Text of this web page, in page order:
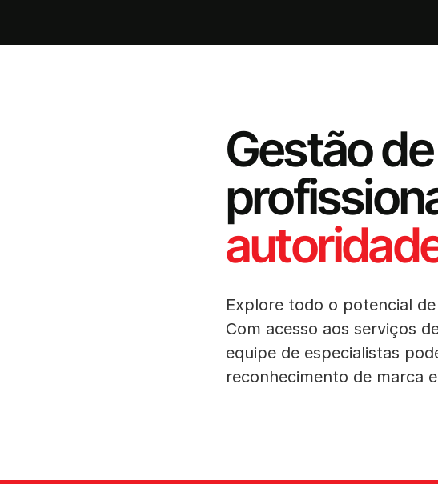
Gestão
Explore todo o potencial
Com acesso aos serviços
equipe de especialistas
reconhecimento de marca